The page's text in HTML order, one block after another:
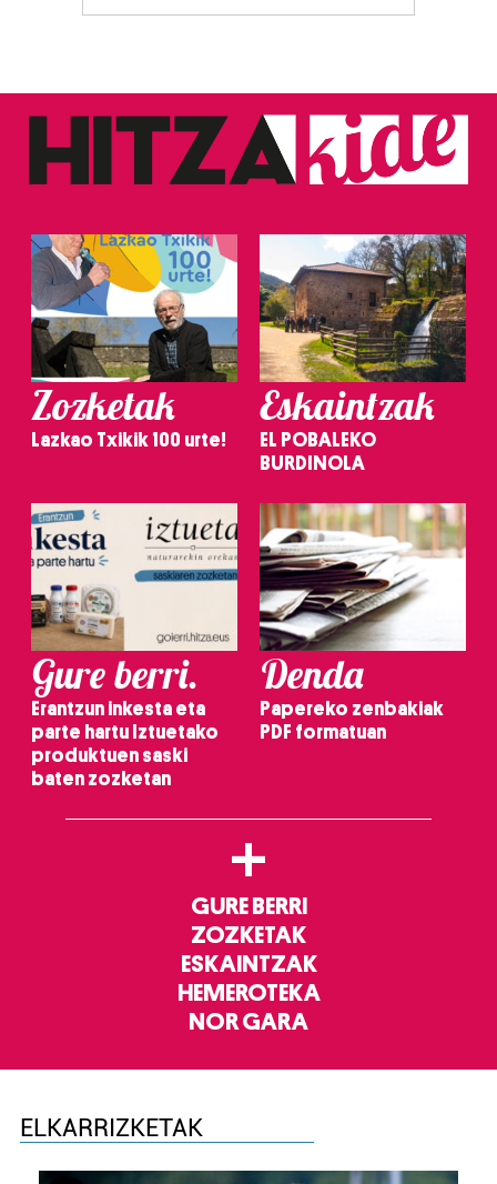
Zozketak
Lazkao Txikik 100 urte!
Eskaintzak
EL POBALEKO
BURDINOLA
Gure berri.
Erantzun inkesta eta
parte hartu Iztuetako
produktuen saski
baten zozketan
Denda
Papereko zenbakiak
PDF formatuan
+
GURE BERRI
ZOZKETAK
ESKAINTZAK
HEMEROTEKA
NOR GARA
ELKARRIZKETAK